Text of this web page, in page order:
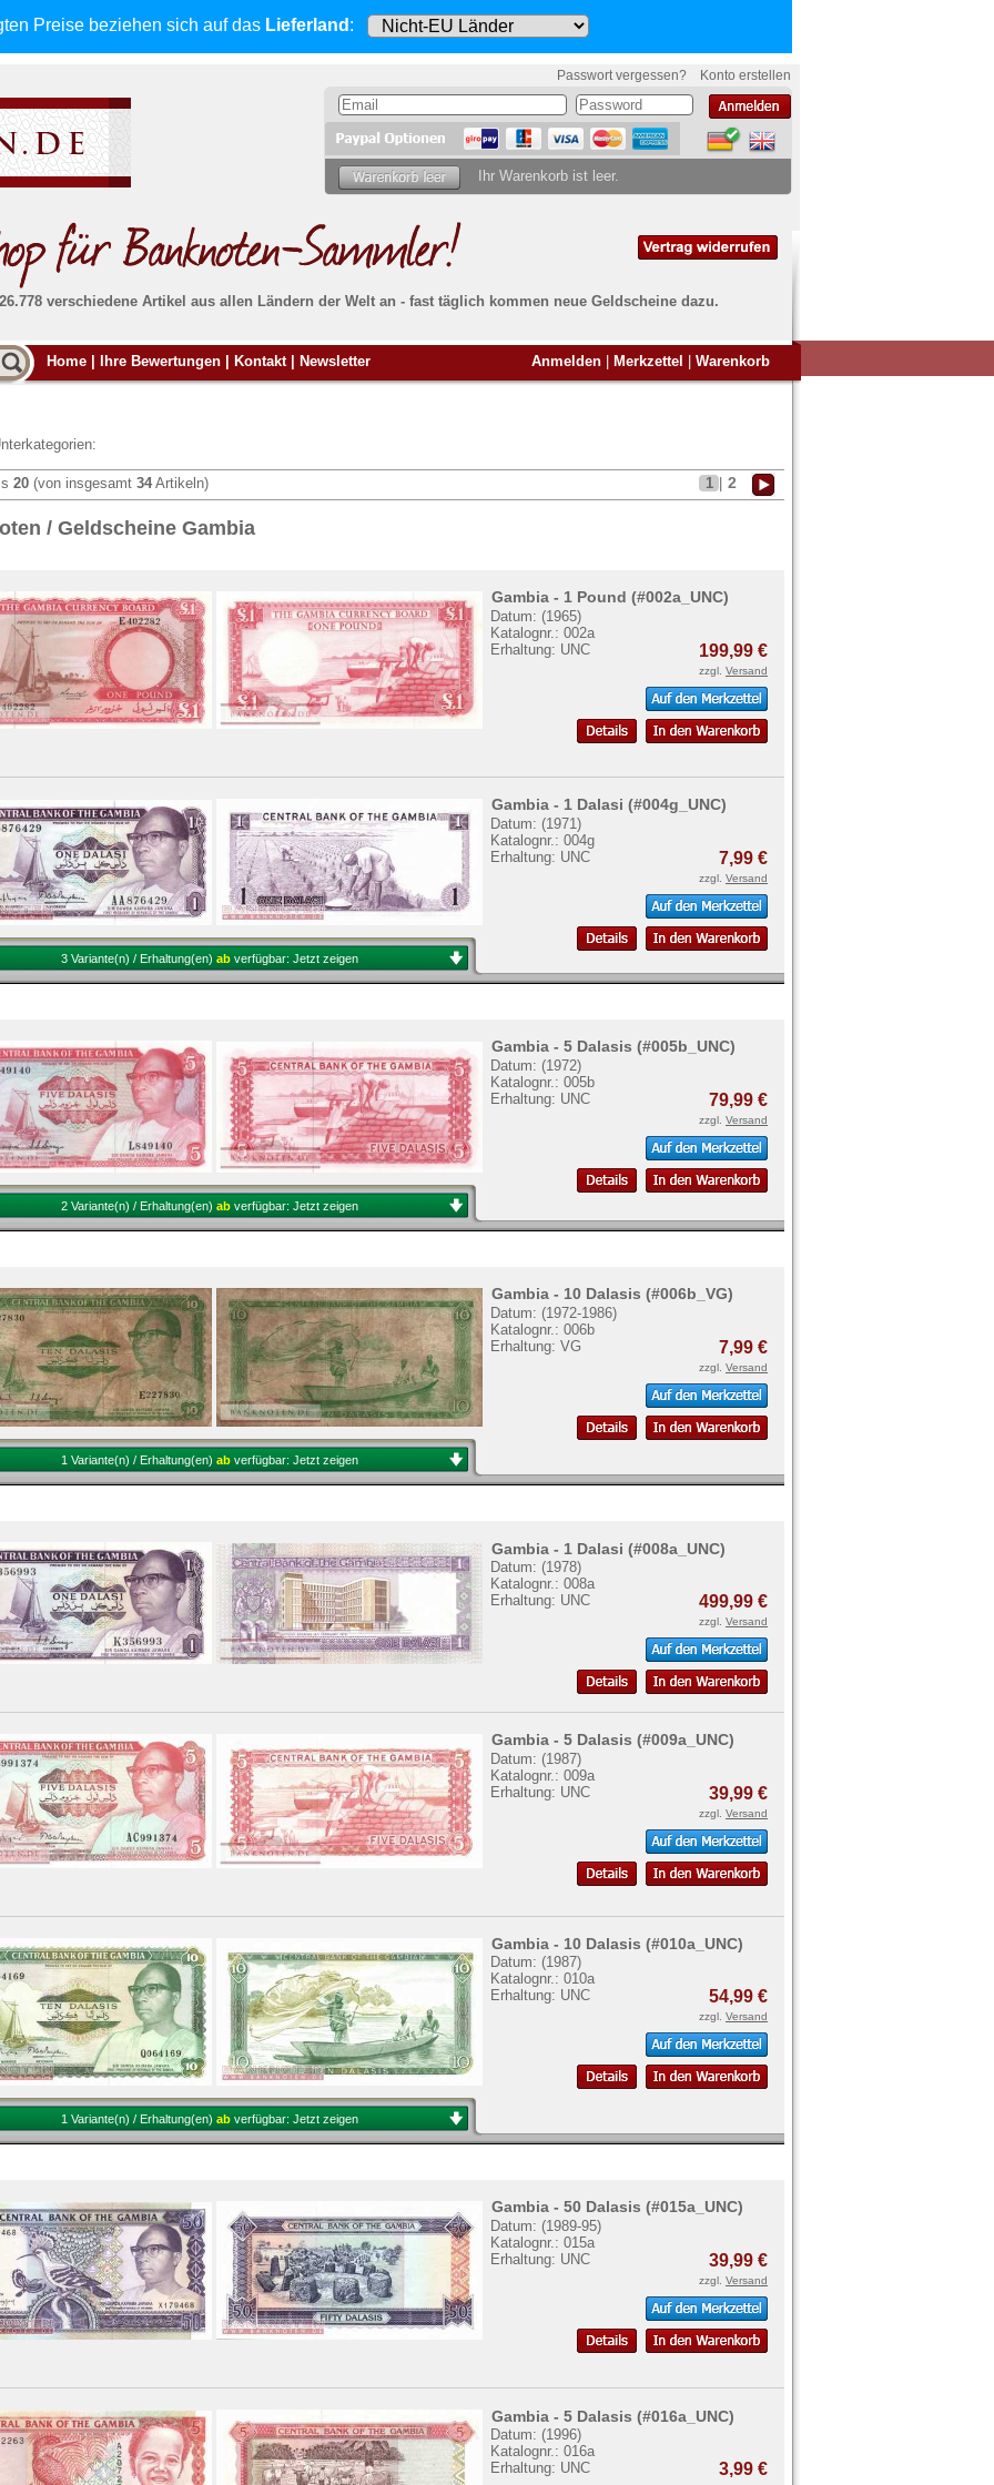
Preise beziehen sich auf das Lieferland :
Passwort vergessen? Konto erstellen
Ihr Warenkorb ist leer.
verschiedene Artikel aus allen Ländern der Welt an - fast täglich kommen neue Geldscheine dazu.
Alle Lieferungen, auch ins Ausland, werden
von uns voll versichert. Sie habenkein Risiko
Absolute Zuverlässigkeit:
Banknoten
Möchten Sie Banknoten
verkaufen?
Siehier.
Home Ihre Bewertungen Kontakt Newsletter Anmelden Merkzettel Warenkorb
20 (von insgesamt 34Artikeln) 1 2
/ Geldscheine Gambia
Gambia - 1 Pound (#002a_UNC)
Datum: (1965)
Katalognr.: 002a
Erhaltung: UNC
199,99 €
zzgl. Versand
Gambia - 1 Dalasi (#004g_UNC)
Datum: (1971)
Katalognr.: 004g
Erhaltung: UNC
7,99 €
zzgl. Versand
3 Variante(n) / Erhaltung(en) ab verfügbar: Jetzt zeigen
Gambia - 5 Dalasis (#005b_UNC)
Datum: (1972)
Katalognr.: 005b
Erhaltung: UNC
79,99 €
zzgl. Versand
2 Variante(n) / Erhaltung(en) ab verfügbar: Jetzt zeigen
Gambia - 10 Dalasis (#006b_VG)
Datum: (1972-1986)
Katalognr.: 006b
Erhaltung: VG
7,99 €
zzgl. Versand
1 Variante(n) / Erhaltung(en) ab verfügbar: Jetzt zeigen
Gambia - 1 Dalasi (#008a_UNC)
Datum: (1978)
Katalognr.: 008a
Erhaltung: UNC
499,99 €
zzgl. Versand
Gambia - 5 Dalasis (#009a_UNC)
Datum: (1987)
Katalognr.: 009a
Erhaltung: UNC
39,99 €
zzgl. Versand
Gambia - 10 Dalasis (#010a_UNC)
Datum: (1987)
Katalognr.: 010a
Erhaltung: UNC
54,99 €
zzgl. Versand
1 Variante(n) / Erhaltung(en) ab verfügbar: Jetzt zeigen
Gambia - 50 Dalasis (#015a_UNC)
Datum: (1989-95)
Katalognr.: 015a
Erhaltung: UNC
39,99 €
zzgl. Versand
Gambia - 5 Dalasis (#016a_UNC)
Datum: (1996)
Katalognr.: 016a
Erhaltung: UNC
3,99 €